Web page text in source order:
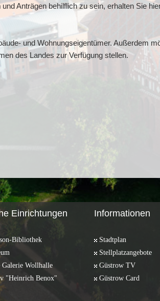
Anträgen behilflich zu sein, erhalten Sie
und Wohnungseigentümer. Außerdem
des Landes zur Verfügung stellen.
Einrichtungen
Bibliothek
Galerie Wollhalle
"Heinrich Benox"
Informationen
Stadtplan
Stellplatzangebote
Güstrow TV
Güstrow Card